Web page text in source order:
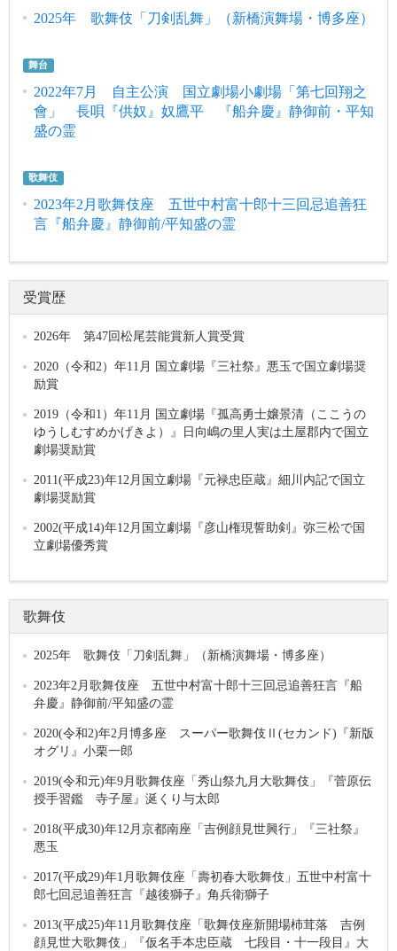
2025年 歌舞伎「刀剣乱舞」（新橋演舞場・博多座）
舞台
2022年7月 自主公演 国立劇場小劇場「第七回翔之
會」 長唄『供奴』奴鷹平 『船弁慶』静御前・平知
盛の霊
歌舞伎
2023年2月歌舞伎座 五世中村富十郎十三回忌追善狂
言『船弁慶』静御前/平知盛の霊
受賞歴
2026年 第47回松尾芸能賞新人賞受賞
2020（令和2）年11月 国立劇場『三社祭』悪玉で国立劇場奨
励賞
2019（令和1）年11月 国立劇場『孤高勇士嬢景清（ここうの
ゆうしむすめかげきよ）』日向嶋の里人実は土屋郡内で国立
劇場奨励賞
2011(平成23)年12月国立劇場『元禄忠臣蔵』細川内記で国立
劇場奨励賞
2002(平成14)年12月国立劇場『彦山権現誓助剣』弥三松で国
立劇場優秀賞
歌舞伎
2025年 歌舞伎「刀剣乱舞」（新橋演舞場・博多座）
2023年2月歌舞伎座 五世中村富十郎十三回忌追善狂言『船
弁慶』静御前/平知盛の霊
2020(令和2)年2月博多座 スーパー歌舞伎Ⅱ(セカンド)『新版
オグリ』小栗一郎
2019(令和元)年9月歌舞伎座「秀山祭九月大歌舞伎」『菅原伝
授手習鑑 寺子屋』涎くり与太郎
2018(平成30)年12月京都南座「吉例顔見世興行」『三社祭』
悪玉
2017(平成29)年1月歌舞伎座「壽初春大歌舞伎」五世中村富十
郎七回忌追善狂言『越後獅子』角兵衛獅子
2013(平成25)年11月歌舞伎座「歌舞伎座新開場杮茸落 吉例
顔見世大歌舞伎」『仮名手本忠臣蔵 七段目・十一段目』大